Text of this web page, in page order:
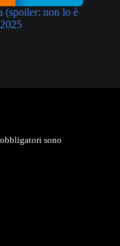
(spoiler: non lo è
sono